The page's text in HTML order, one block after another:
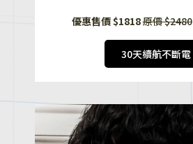
優惠售價 $1818原價 $2480
30天續航不斷電